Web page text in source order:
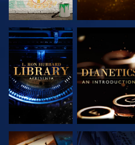
EXPLORAR A
SÉRIE
EXPLORAR A
SÉRIE